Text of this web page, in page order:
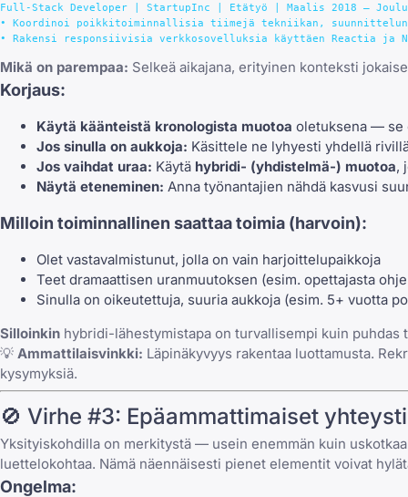
Full-Stack Developer | StartupInc | Etätyö | Maalis 2018 – Joulu
• Koordinoi poikkitoiminnallisia tiimejä tekniikan,
Mikä on parempaa: Selkeä aikajana, erityinen konteksti
Korjaus:
Käytä käänteistä kronologista muotoa oletuksena — se
Jos sinulla on aukkoja: Käsittele ne lyhyesti yhdellä
Jos vaihdat uraa: Käytä hybridi- (yhdistelmä-) muotoa,
Näytä eteneminen: Anna työnantajien nähdä kasvusi
Milloin toiminnallinen saattaa toimia (harvoin):
Olet vastavalmistunut, jolla on vain harjoittelupaikkoja
Teet dramaattisen uranmuutoksen (esim. opettajasta
Sinulla on oikeutettuja, suuria aukkoja (esim. 5+ vuotta
Silloinkin hybridi-lähestymistapa on turvallisempi kuin puhdas
💡 Ammattilaisvinkki: Läpinäkyvyys rakentaa luottamusta.
kysymyksiä.
🚫 Virhe #3: Epäammattimaiset
Yksityiskohdilla on merkitystä — usein enemmän kuin
luettelokohtaa. Nämä näennäisesti pienet elementit voivat
Ongelma: